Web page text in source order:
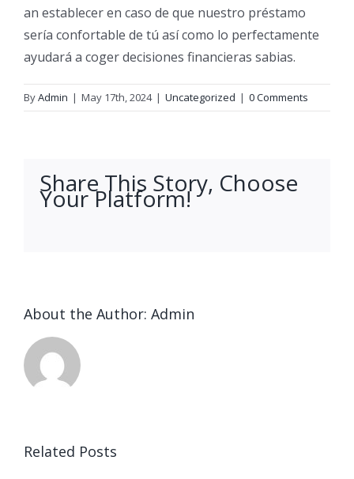
an establecer en caso de que nuestro préstamo
serí­a confortable de tú así­ como lo perfectamente
ayudará a coger decisiones financieras sabias.
ByAdmin | May 17th, 2024 | Uncategorized | 0 Comments
Share This Story, Choose
Your Platform!
About the Author: Admin
Related Postsbeing